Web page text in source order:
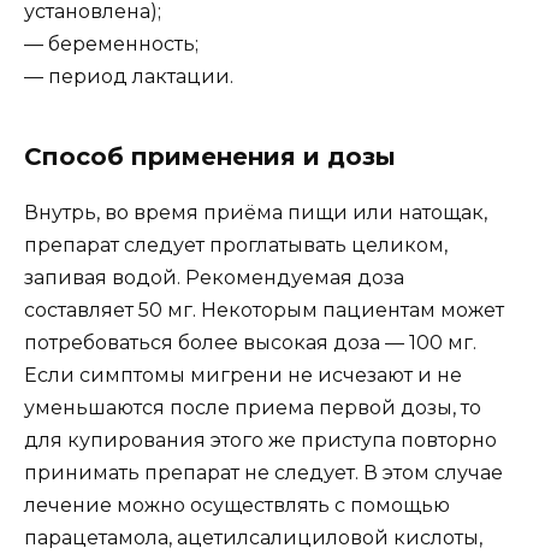
установлена);
— беременность;
— период лактации.
Способ применения и дозы
Внутрь, во время приёма пищи или натощак,
препарат следует проглатывать целиком,
запивая водой. Рекомендуемая доза
составляет 50 мг. Некоторым пациентам может
потребоваться более высокая доза — 100 мг.
Если симптомы мигрени не исчезают и не
уменьшаются после приема первой дозы, то
для купирования этого же приступа повторно
принимать препарат не следует. В этом случае
лечение можно осуществлять с помощью
парацетамола, ацетилсалициловой кислоты,